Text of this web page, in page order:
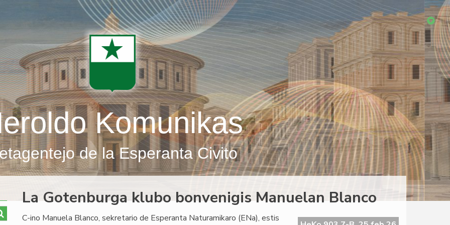
Komunikas
de la Esperanta Civito
La Gotenburga klubo bonvenigis Manuelan Blanco
C-ino Manuela Blanco, sekretario de Esperanta Naturamikaro (ENa), estis